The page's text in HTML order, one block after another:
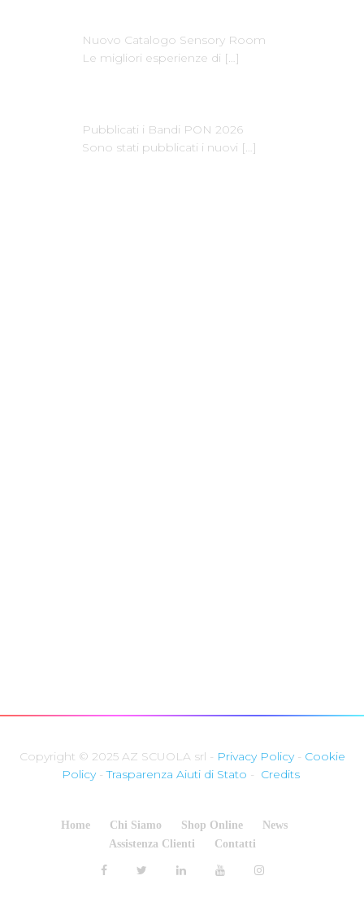
Nuovo Catalogo Sensory Room
Le migliori esperienze di […]
Pubblicati i Bandi PON 2026
Sono stati pubblicati i nuovi […]
Copyright © 2025 AZ SCUOLA srl - Privacy Policy- Cookie
Policy-Trasparenza Aiuti di Stato - Credits
Home Chi Siamo Shop Online
News
Assistenza Clienti
Contatti